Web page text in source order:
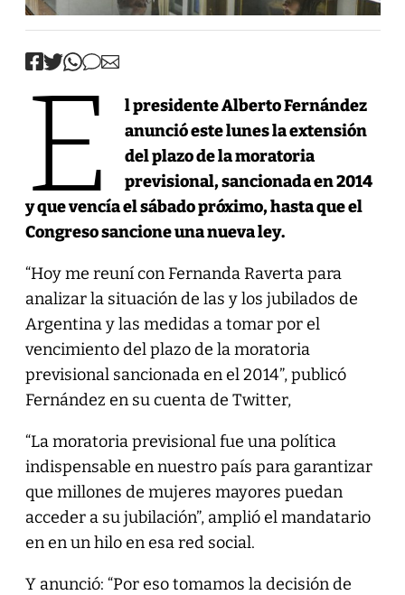
E
l presidente Alberto Fernández
anunció este lunes la extensión
del plazo de la moratoria
previsional, sancionada en 2014
y que vencía el sábado próximo, hasta que el
Congreso sancione una nueva ley.
“Hoy me reuní con Fernanda Raverta para
analizar la situación de las y los jubilados de
Argentina y las medidas a tomar por el
vencimiento del plazo de la moratoria
previsional sancionada en el 2014”, publicó
Fernández en su cuenta de Twitter,
“La moratoria previsional fue una política
indispensable en nuestro país para garantizar
que millones de mujeres mayores puedan
acceder a su jubilación”, amplió el mandatario
en en un hilo en esa red social.
Y anunció: “Por eso tomamos la decisión de